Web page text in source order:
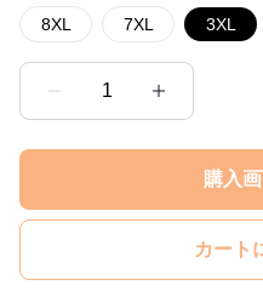
8XL 7XL 3XL
1
購入
カート